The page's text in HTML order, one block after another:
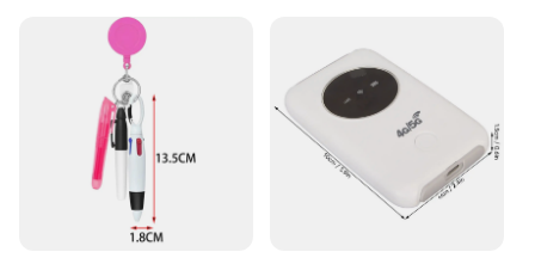
This 2-in-1 styling tool comes with both a brush and
a comb attachment, offering a complete styling kit
in one compact device. The brush attachment is
perfect for straightening, while the comb attachment
is ideal for creating loose waves or adding volume.
Whether you're straightening, curling, or adding
texture, this versatile tool has got you covered. The
included parts and accessories make it a
comprehensive set, ready for immediate use and
perfect for wholesale, vendor, or personal use.